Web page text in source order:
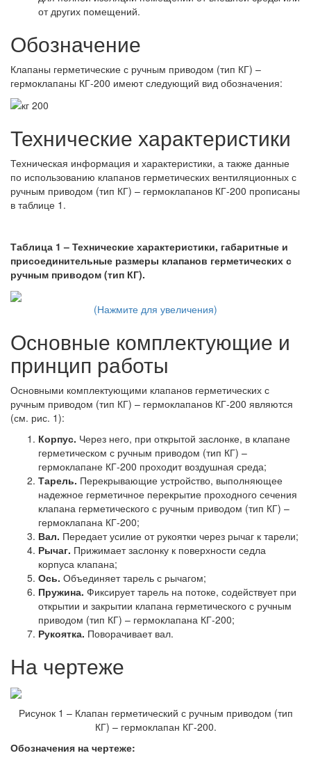
от других помещений.
Обозначение
Клапаны герметические с ручным приводом (тип КГ) –
гермоклапаны КГ-200 имеют следующий вид обозначения:
Технические характеристики
Техническая информация и характеристики, а также данные
по использованию клапанов герметических вентиляционных с
ручным приводом (тип КГ) – гермоклапанов КГ-200 прописаны
в таблице 1.
Таблица 1 – Технические характеристики, габаритные и
присоединительные размеры клапанов герметических с
ручным приводом (тип КГ).
(Нажмите для увеличения)
Основные комплектующие и
принцип работы
Основными комплектующими клапанов герметических с
ручным приводом (тип КГ) – гермоклапанов КГ-200 являются
(см. рис. 1):
Корпус. Через него, при открытой заслонке, в клапане
герметическом с ручным приводом (тип КГ) –
гермоклапане КГ-200 проходит воздушная среда;
Тарель. Перекрывающие устройство, выполняющее
надежное герметичное перекрытие проходного сечения
клапана герметического с ручным приводом (тип КГ) –
гермоклапана КГ-200;
Вал. Передает усилие от рукоятки через рычаг к тарели;
Рычаг. Прижимает заслонку к поверхности седла
корпуса клапана;
Ось. Объединяет тарель с рычагом;
Пружина. Фиксирует тарель на потоке, содействует при
открытии и закрытии клапана герметического с ручным
приводом (тип КГ) – гермоклапана КГ-200;
Рукоятка. Поворачивает вал.
На чертеже
Рисунок 1 – Клапан герметический с ручным приводом (тип
КГ) – гермоклапан КГ-200.
Обозначения на чертеже: